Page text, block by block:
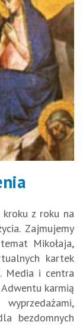
z roku na
Zajmujemy
Mikołaja,
kartek
Media i centra
karmią
bezdomnych